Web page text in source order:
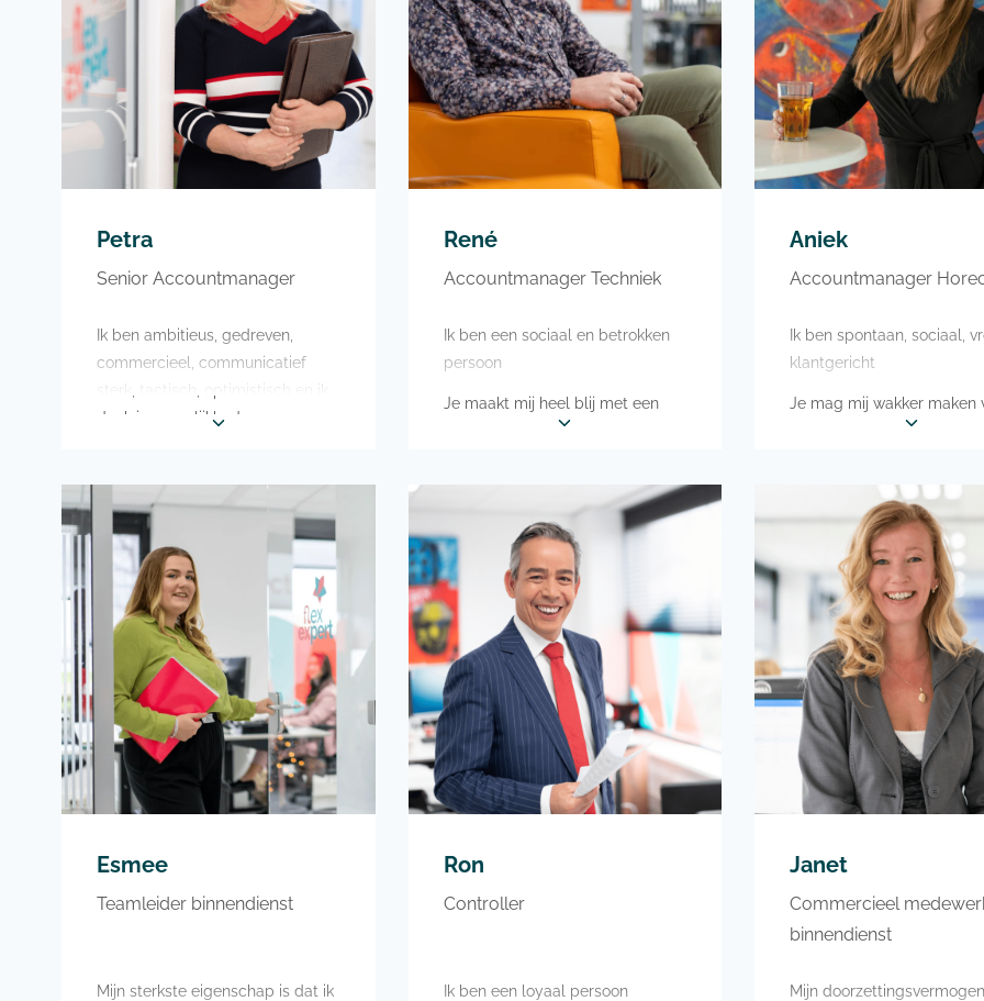
Petra
Senior Accountmanager
Ik ben ambitieus, gedreven,
commercieel, communicatief
sterk, tactisch, optimistisch en ik
denk in mogelijkheden
wintersport om lekker te gaan
skiën
Een reis met onze eigen boot
naar Frankrijk en naar
Scandinavië
Mijn vrije tijd besteed ik het liefst
aan paardrijden, varen op de
Friese meren met onze
Valkkruiser, suppen, tijd
doorbrengen met mijn gezin en
vrienden, wandelen in de natuur
en zwemmen
René
Accountmanager Techniek
Ik ben een sociaal en betrokken
persoon
Je maakt mij heel blij met een
zoute haring met uitjes
In mijn vrije tijd trap ik het liefst
een balletje op het voetbalveld.
Verder ga ik graag weekendjes
weg en ga ik gezellig op pad met
mijn gezin en hondje
Aniek
Accountmanager
Ik ben spontaan, sociaal,
klantgericht
Je mag mij wakker maken
lekker eten en een vakantie
en vakantie naar
Mijn vrije tijd besteed ik
aan paardrijden, sporten,
boswandelingen en met
of vrienden wat leuks doen
Esmee
Teamleider binnendienst
Mijn sterkste eigenschap is dat ik
Ron
Controller
Ik ben een loyaal persoon
Janet
Commercieel
binnendienst
Mijn doorzettingsvermogen